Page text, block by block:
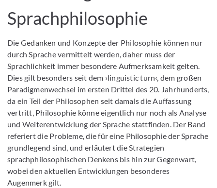
Sprachphilosophie
Die Gedanken und Konzepte der Philosophie können nur
durch Sprache vermittelt werden, daher muss der
Sprachlichkeit immer besondere Aufmerksamkeit gelten.
Dies gilt besonders seit dem ›linguistic turn‹, dem großen
Paradigmenwechsel im ersten Drittel des 20. Jahrhunderts,
da ein Teil der Philosophen seit damals die Auffassung
vertritt, Philosophie könne eigentlich nur noch als Analyse
und Weiterentwicklung der Sprache stattfinden. Der Band
referiert die Probleme, die für eine Philosophie der Sprache
grundlegend sind, und erläutert die Strategien
sprachphilosophischen Denkens bis hin zur Gegenwart,
wobei den aktuellen Entwicklungen besonderes
Augenmerk gilt.